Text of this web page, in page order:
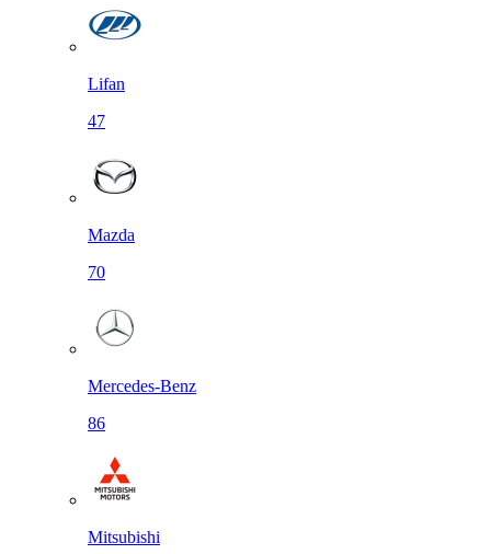
Lifan
47
Mazda
70
Mercedes-Benz
86
Mitsubishi